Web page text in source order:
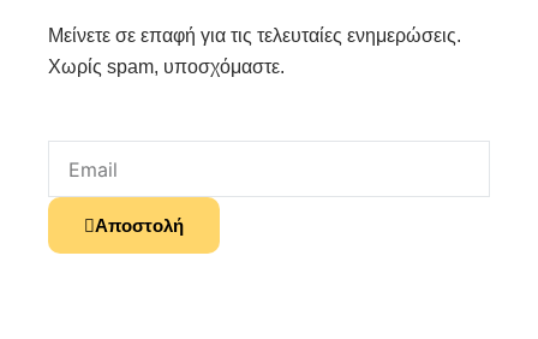
Μείνετε σε επαφή για τις τελευταίες ενημερώσεις.
Χωρίς spam, υποσχόμαστε.
Αποστολή